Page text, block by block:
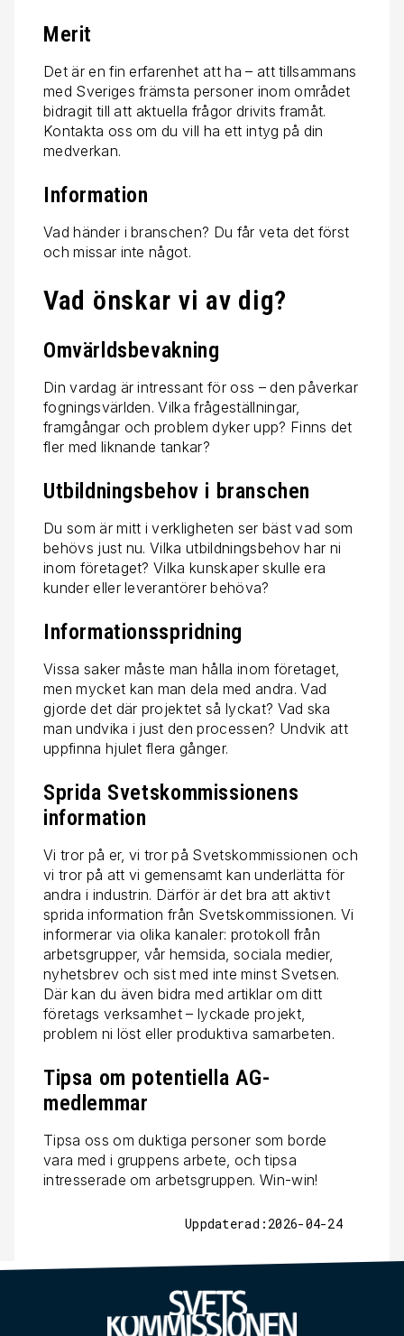
Merit
Det är en fin erfarenhet att ha – att tillsammans
med Sveriges främsta personer inom området
bidragit till att aktuella frågor drivits framåt.
Kontakta oss om du vill ha ett intyg på din
medverkan.
Information
Vad händer i branschen? Du får veta det först
och missar inte något.
Vad önskar vi av dig?
Omvärldsbevakning
Din vardag är intressant för oss – den påverkar
fogningsvärlden. Vilka frågeställningar,
framgångar och problem dyker upp? Finns det
fler med liknande tankar?
Utbildningsbehov i branschen
Du som är mitt i verkligheten ser bäst vad som
behövs just nu. Vilka utbildningsbehov har ni
inom företaget? Vilka kunskaper skulle era
kunder eller leverantörer behöva?
Informationsspridning
Vissa saker måste man hålla inom företaget,
men mycket kan man dela med andra. Vad
gjorde det där projektet så lyckat? Vad ska
man undvika i just den processen? Undvik att
uppfinna hjulet flera gånger.
Sprida Svetskommissionens
information
Vi tror på er, vi tror på Svetskommissionen och
vi tror på att vi gemensamt kan underlätta för
andra i industrin. Därför är det bra att aktivt
sprida information från Svetskommissionen. Vi
informerar via olika kanaler: protokoll från
arbetsgrupper, vår hemsida, sociala medier,
nyhetsbrev och sist med inte minst Svetsen.
Där kan du även bidra med artiklar om ditt
företags verksamhet – lyckade projekt,
problem ni löst eller produktiva samarbeten.
Tipsa om potentiella AG-
medlemmar
Tipsa oss om duktiga personer som borde
vara med i gruppens arbete, och tipsa
intresserade om arbetsgruppen. Win-win!
Uppdaterad:2026-04-24